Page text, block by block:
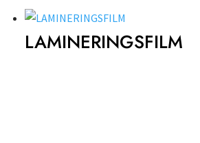
LAMINERINGSFILM